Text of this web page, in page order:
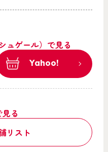
ュゲール）で見る
Yahoo!
る
リスト